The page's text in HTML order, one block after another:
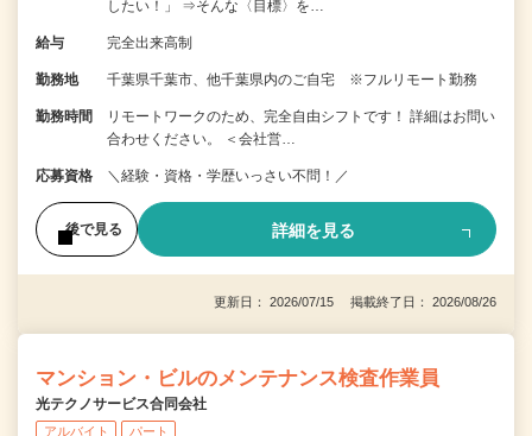
したい！」 ⇒そんな〈目標〉を…
給与 完全出来高制
勤務地 千葉県千葉市、他千葉県内のご自宅 ※フルリモート勤務
勤務時間
リモートワークのため、完全自由シフトです！ 詳細はお問い
合わせください。 ＜会社営…
応募資格 ＼経験・資格・学歴いっさい不問！／
後で見る 詳細を見る
更新日： 2026/07/15 掲載終了日： 2026/08/26
マンション・ビルのメンテナンス検査作業員
光テクノサービス合同会社
アルバイト パート